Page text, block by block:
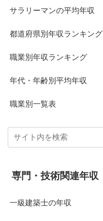
サラリーマンの平均年収
都道府県別年収ランキング
職業別年収ランキング
年代・年齢別平均年収
職業別一覧表
専門・技術関連年収
一級建築士の年収